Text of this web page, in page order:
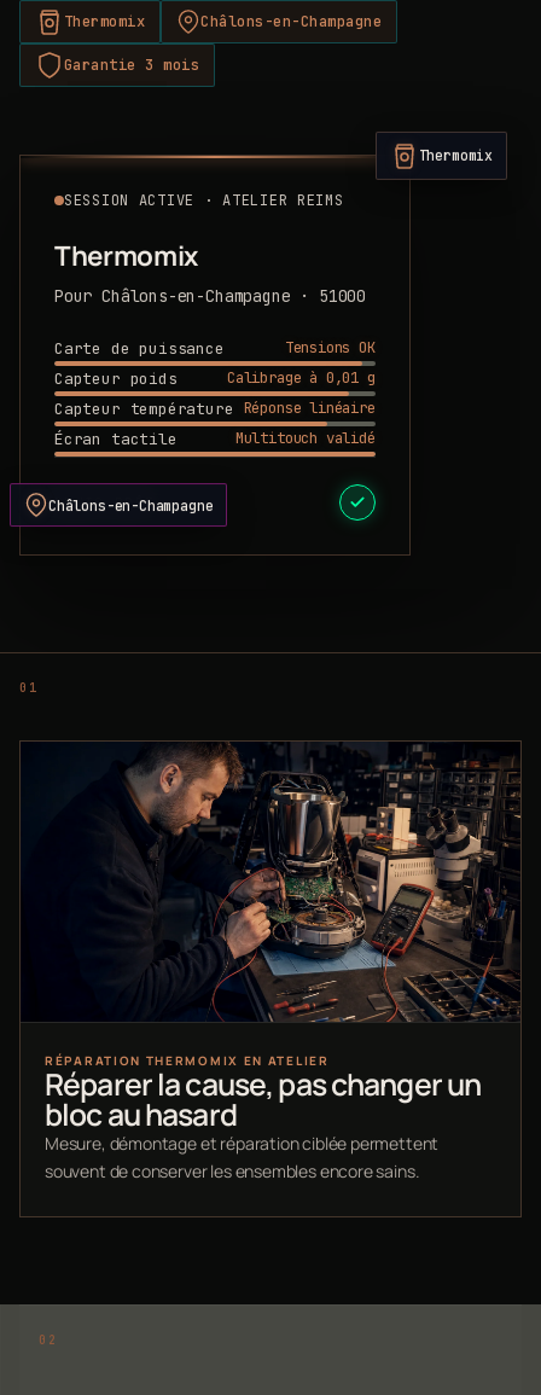
Thermomix Châlons-en-Champagne
Garantie 3 mois
SESSION ACTIVE · ATELIER REIMS
Thermomix
Pour Châlons-en-Champagne · 51000
Carte de puissance
Tensions OK
Capteur poids
Calibrage à 0,01 g
Capteur température Réponse linéaire
Écran tactile
Multitouch validé
DEVIS PRÊT
Thermomix
Châlons-en-Champagne
RÉPARATION THERMOMIX EN ATELIER
Réparer la cause, pas changer un
bloc au hasard
Mesure, démontage et réparation ciblée permettent
souvent de conserver les ensembles encore sains.